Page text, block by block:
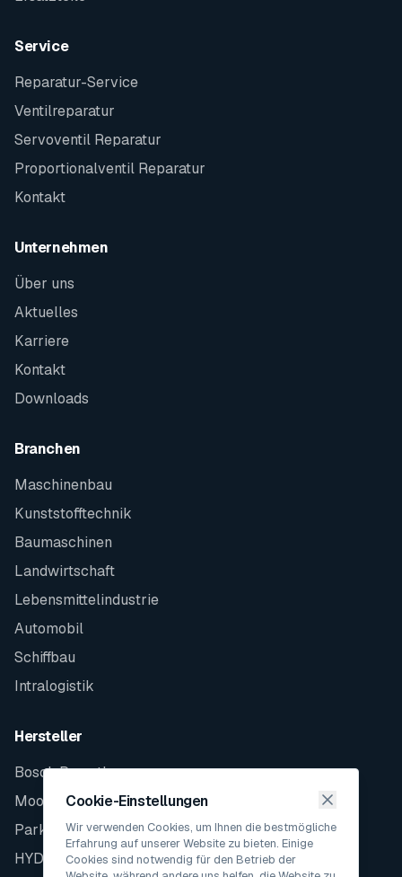
Service
Reparatur-Service
Ventilreparatur
Servoventil Reparatur
Proportionalventil Reparatur
Kontakt
Unternehmen
Über uns
Aktuelles
Karriere
Kontakt
Downloads
Branchen
Maschinenbau
Kunststofftechnik
Baumaschinen
Landwirtschaft
Lebensmittelindustrie
Automobil
Schiffbau
Intralogistik
Hersteller
Bosch Rexroth
Moog
Parker
HYDAC
Cookie-Einstellungen
Wir verwenden Cookies, um Ihnen die bestmögliche
Erfahrung auf unserer Website zu bieten. Einige
Cookies sind notwendig für den Betrieb der